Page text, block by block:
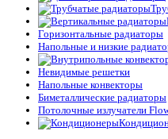
Горизонтальные радиаторы
Напольные и низкие
Невидимые решетки
Напольные конвекторы
Биметаллические радиаторы
Потолочные излучатели